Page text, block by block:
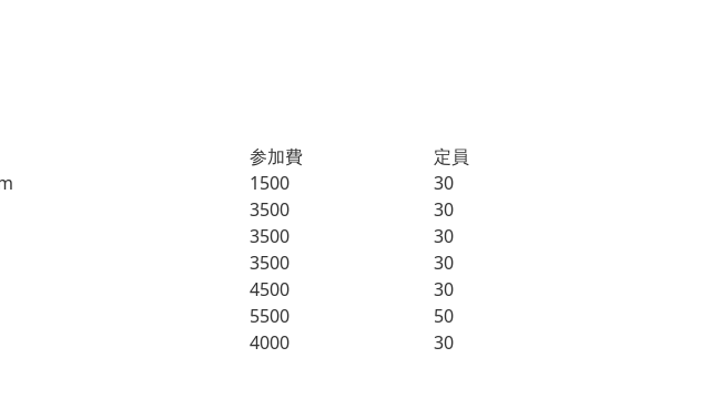
参加費
定員
1500
30
3500
30
3500
30
3500
30
4500
30
5500
50
4000
30